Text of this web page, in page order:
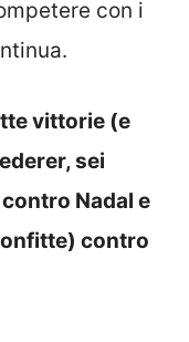
con i
vittorie (e
sei
Nadal e
contro